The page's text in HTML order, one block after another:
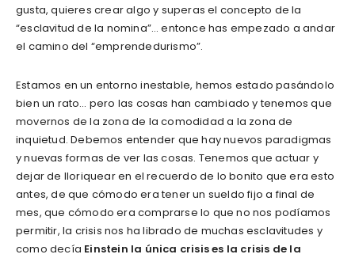
gusta, quieres crear algo y superas el concepto de la
“esclavitud de la nomina”… entonce has empezado a andar
el camino del “emprendedurismo”.
Estamos en un entorno inestable, hemos estado pasándolo
bien un rato… pero las cosas han cambiado y tenemos que
movernos de la zona de la comodidad a la zona de
inquietud. Debemos entender que hay nuevos paradigmas
y nuevas formas de ver las cosas. Tenemos que actuar y
dejar de lloriquear en el recuerdo de lo bonito que era esto
antes, de que cómodo era tener un sueldo fijo a final de
mes, que cómodo era comprarse lo que no nos podíamos
permitir, la crisis nos ha librado de muchas esclavitudes y
como decía Einstein la única crisis es la crisis de la